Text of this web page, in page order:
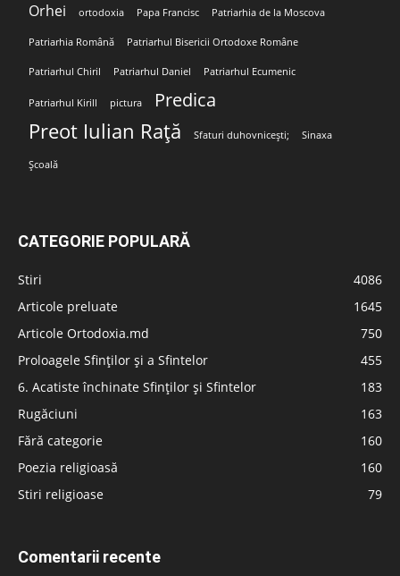
Orhei ortodoxia Papa Francisc Patriarhia de la Moscova
Patriarhia Română Patriarhul Bisericii Ortodoxe Române
Patriarhul Chiril Patriarhul Daniel Patriarhul Ecumenic
Patriarhul Kirill pictura Predica
Preot Iulian Rață Sfaturi duhovnicești; Sinaxa
Școală
CATEGORIE POPULARĂ
Stiri
4086
Articole preluate
1645
Articole Ortodoxia.md
750
Proloagele Sfinților și a Sfintelor
455
6. Acatiste închinate Sfinților și Sfintelor
183
Rugăciuni
163
Fără categorie
160
Poezia religioasă
160
Stiri religioase
79
Comentarii recente